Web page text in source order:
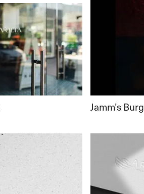
Jamm’s